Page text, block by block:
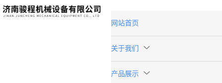
网站首页
关于我们
产品展示